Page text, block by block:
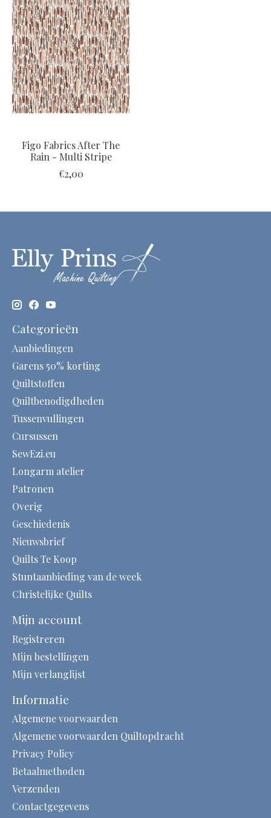
Figo Fabrics After The
Rain - Multi Stripe
€2,00
Categorieën
Aanbiedingen
Garens 50% korting
Quiltstoffen
Quiltbenodigdheden
Tussenvullingen
Cursussen
SewEzi.eu
Longarm atelier
Patronen
Overig
Geschiedenis
Nieuwsbrief
Quilts Te Koop
Stuntaanbieding van de week
Christelijke Quilts
Mijn account
Registreren
Mijn bestellingen
Mijn verlanglijst
Informatie
Algemene voorwaarden
Algemene voorwaarden Quiltopdracht
Privacy Policy
Betaalmethoden
Verzenden
Contactgegevens